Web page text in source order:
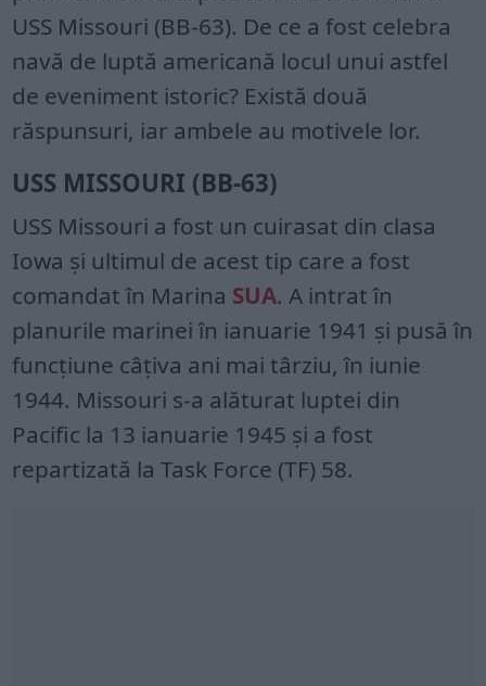
USS Missouri (BB-63). De ce a fost celebra
navă de luptă americană locul unui astfel
de eveniment istoric? Există două
răspunsuri, iar ambele au motivele lor.
USS MISSOURI (BB-63)
USS Missouri a fost un cuirasat din clasa
Iowa și ultimul de acest tip care a fost
comandat în Marina SUA. A intrat în
planurile marinei în ianuarie 1941 și pusă în
funcțiune câțiva ani mai târziu, în iunie
1944. Missouri s-a alăturat luptei din
Pacific la 13 ianuarie 1945 și a fost
repartizată la Task Force (TF) 58.